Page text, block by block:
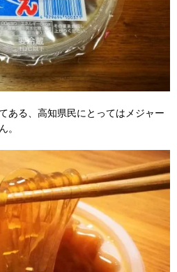
ある、高知県民にとってはメジャー
。